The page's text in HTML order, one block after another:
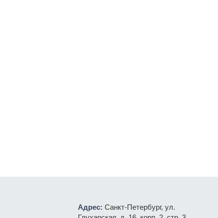
Адрес: Санкт-Петербург, ул.